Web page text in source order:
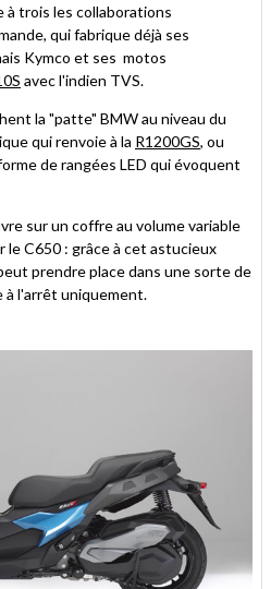
trois les collaborations
qui fabrique déjà ses
Kymco et ses motos
avec l'indien TVS.
la "patte" BMW au niveau du
qui renvoie à la R1200GS, ou
de rangées LED qui évoquent
sur un coffre au volume variable
le C650 : grâce à cet astucieux
prendre place dans une sorte de
à l'arrêt uniquement.